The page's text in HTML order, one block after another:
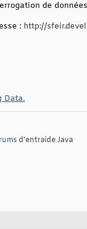
de
: http://
Data.
d'entraide Java